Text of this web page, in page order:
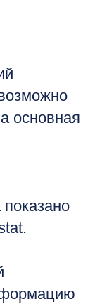
основная
показано